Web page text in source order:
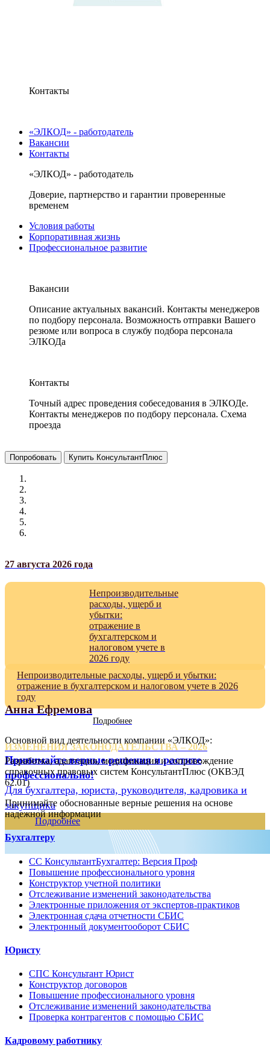
Контакты
«ЭЛКОД» - работодатель
Вакансии
Контакты
«ЭЛКОД» - работодатель
Доверие, партнерство и гарантии проверенные
временем
Условия работы
Корпоративная жизнь
Профессиональное развитие
Вакансии
Описание актуальных вакансий. Контакты менеджеров
по подбору персонала. Возможность отправки Вашего
резюме или вопроса в службу подбора персонала
ЭЛКОДа
Контакты
Точный адрес проведения собеседования в ЭЛКОДе.
Контакты менеджеров по подбору персонала. Схема
проезда
Попробовать Купить КонсультантПлюс
27 августа 2026 года
Непроизводительные
расходы, ущерб и
убытки:
отражение в
бухгалтерском и
налоговом учете в
2026 году
Непроизводительные расходы, ущерб и убытки:
отражение в бухгалтерском и налоговом учете в 2026
году
Анна Ефремова
Подробнее
ИЗМЕНЕНИЯ ЗАКОНОДАТЕЛЬСТВА – 2026
Принимайте верные решения и растите
профессионально!
Для бухгалтера, юриста, руководителя, кадровика и
закупщика
Подробнее
Основной вид деятельности компании «ЭЛКОД»:
Разработка, адаптация, модификация и сопровождение
справочных правовых систем КонсультантПлюс (ОКВЭД
62.01)
Принимайте обоснованные верные решения на основе
надежной информации
Бухгалтеру
СС КонсультантБухгалтер: Версия Проф
Повышение профессионального уровня
Конструктор учетной политики
Отслеживание изменений законодательства
Электронные приложения от экспертов-практиков
Электронная сдача отчетности СБИС
Электронный документооборот СБИС
Юристу
СПС Консультант Юрист
Конструктор договоров
Повышение профессионального уровня
Отслеживание изменений законодательства
Проверка контрагентов с помощью СБИС
Кадровому работнику